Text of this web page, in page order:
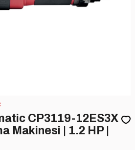
CP3119-12ES3X
Makinesi | 1.2 HP |